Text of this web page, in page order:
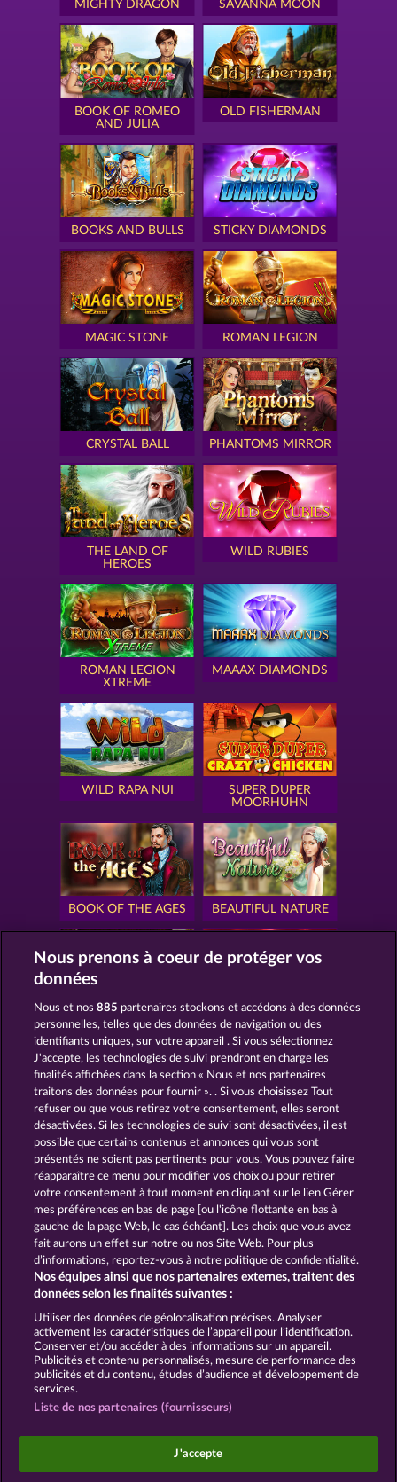
MIGHTY DRAGON SAVANNA MOON
BOOK OF ROMEO
AND JULIA
OLD FISHERMAN
BOOKS AND BULLS STICKY DIAMONDS
MAGIC STONE ROMAN LEGION
CRYSTAL BALL PHANTOMS MIRROR
THE LAND OF
HEROES
WILD RUBIES
ROMAN LEGION
XTREME
MAAAX DIAMONDS
WILD RAPA NUI
SUPER DUPER
MOORHUHN
BOOK OF THE AGES BEAUTIFUL NATURE
SIMPLY THE BEST
GOLDEN EI OF
MOORHUHN
FOREVER
DIAMONDS
Voir tous les jeux
CGU Charte de confidentialité
Mentions légales Société FAQ
Facebook
Envoyer la demande de rétractation
Les jeux de casino sociaux sont prévus uniquement
à des fins de divertissement et n'ont absolument
Nous prenons à coeur de protéger vos
données
Nous et nos885 partenaires stockons et accédons à des données
personnelles, telles que des données de navigation ou des
identifiants uniques, sur votre appareil . Si vous sélectionnez
J'accepte, les technologies de suivi prendront en charge les
finalités affichées dans la section « Nous et nos partenaires
traitons des données pour fournir ». . Si vous choisissez Tout
refuser ou que vous retirez votre consentement, elles seront
désactivées. Si les technologies de suivi sont désactivées, il est
possible que certains contenus et annonces qui vous sont
présentés ne soient pas pertinents pour vous. Vous pouvez faire
réapparaître ce menu pour modifier vos choix ou pour retirer
votre consentement à tout moment en cliquant sur le lien Gérer
mes préférences en bas de page [ou l'icône flottante en bas à
gauche de la page Web, le cas échéant]. Les choix que vous avez
fait aurons un effet sur notre ou nos Site Web. Pour plus
d’informations, reportez-vous à notre politique de confidentialité.
Nos équipes ainsi que nos partenaires externes, traitent des
données selon les finalités suivantes :
Utiliser des données de géolocalisation précises. Analyser
activement les caractéristiques de l’appareil pour l’identification.
Conserver et/ou accéder à des informations sur un appareil.
Publicités et contenu personnalisés, mesure de performance des
publicités et du contenu, études d’audience et développement de
services.
Liste de nos partenaires (fournisseurs)
J'accepte